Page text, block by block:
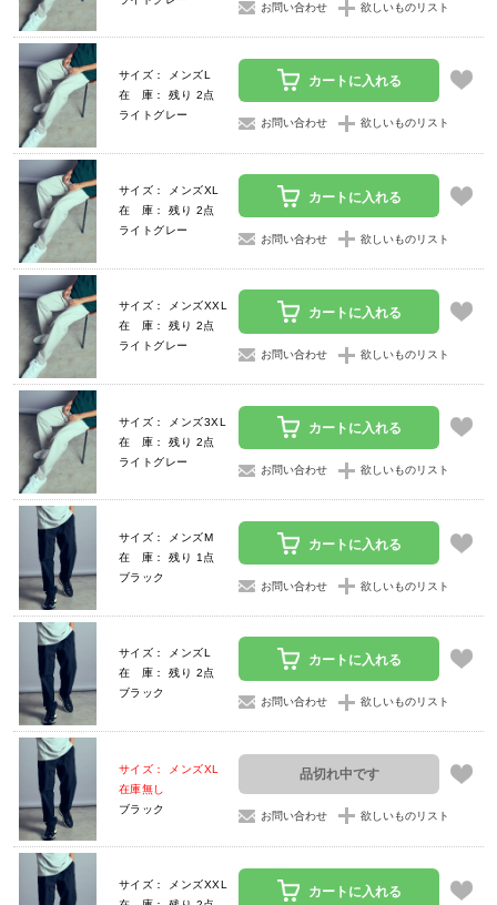
お問い合わせ 欲しいものリスト
サイズ： メンズL
在 庫： 残り 2点
ライトグレー
カートに入れる
お問い合わせ 欲しいものリスト
サイズ： メンズXL
在 庫： 残り 2点
ライトグレー
カートに入れる
お問い合わせ 欲しいものリスト
サイズ： メンズXXL
在 庫： 残り 2点
ライトグレー
カートに入れる
お問い合わせ 欲しいものリスト
サイズ： メンズ3XL
在 庫： 残り 2点
ライトグレー
カートに入れる
お問い合わせ 欲しいものリスト
サイズ： メンズM
在 庫： 残り 1点
ブラック
カートに入れる
お問い合わせ 欲しいものリスト
サイズ： メンズL
在 庫： 残り 2点
ブラック
カートに入れる
お問い合わせ 欲しいものリスト
サイズ： メンズXL
在庫無し
ブラック
品切れ中です
お問い合わせ 欲しいものリスト
サイズ： メンズXXL
カートに入れる